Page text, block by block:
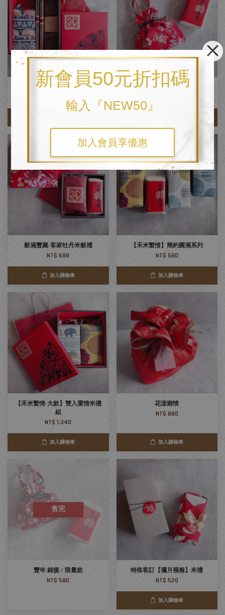
新會員50元折扣碼
輸入『NEW50』
加入會員享優惠
【多福米滿稻】精緻版
豐年.添花
穀滿豐藏-客家牡丹米穀禮
NT$ 688
加入購物車
【禾米繫情】簡約圓滿系列
NT$ 580
加入購物車
【禾米繫情-大款】雙入重情米禮
組
NT$ 1,340
加入購物車
花漾鄉情
NT$ 880
加入購物車
售完
豐年.錦簇 / 限量款
NT$ 580
特殊客訂【彌月襁褓】米禮
NT$ 520
加入購物車